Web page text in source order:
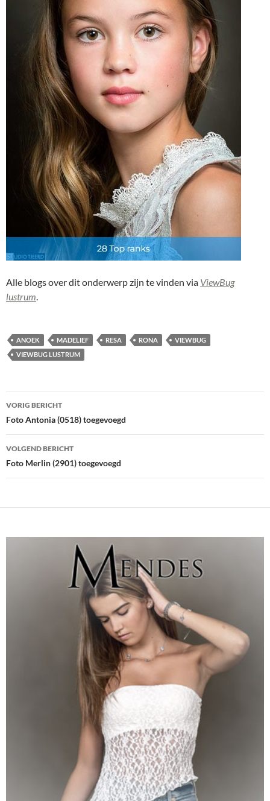
Alle blogs over dit onderwerp zijn te vinden via ViewBug
lustrum.
ANOEK MADELIEF RESA RONA
VIEWBUG
VIEWBUG LUSTRUM
Bericht
navigatie
VORIG BERICHT
Foto Antonia (0518) toegevoegd
VOLGEND BERICHT
Foto Merlin (2901) toegevoegd